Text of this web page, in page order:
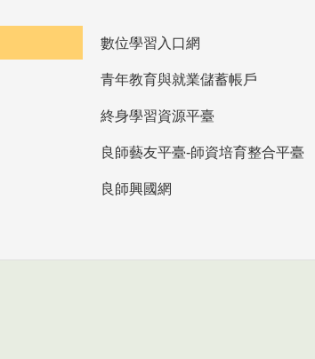
數位學習入口網
青年教育與就業儲蓄帳戶
終身學習資源平臺
良師藝友平臺-師資培育整合平臺
良師興國網